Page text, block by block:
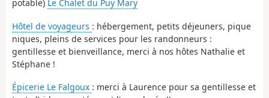
potable) Le Chalet du Puy Mary
Hôtel de voyageurs : hébergement, petits déjeuners, pique
niques, pleins de services pour les randonneurs :
gentillesse et bienveillance, merci à nos hôtes Nathalie et
Stéphane !
Épicerie Le Falgoux : merci à Laurence pour sa gentillesse et